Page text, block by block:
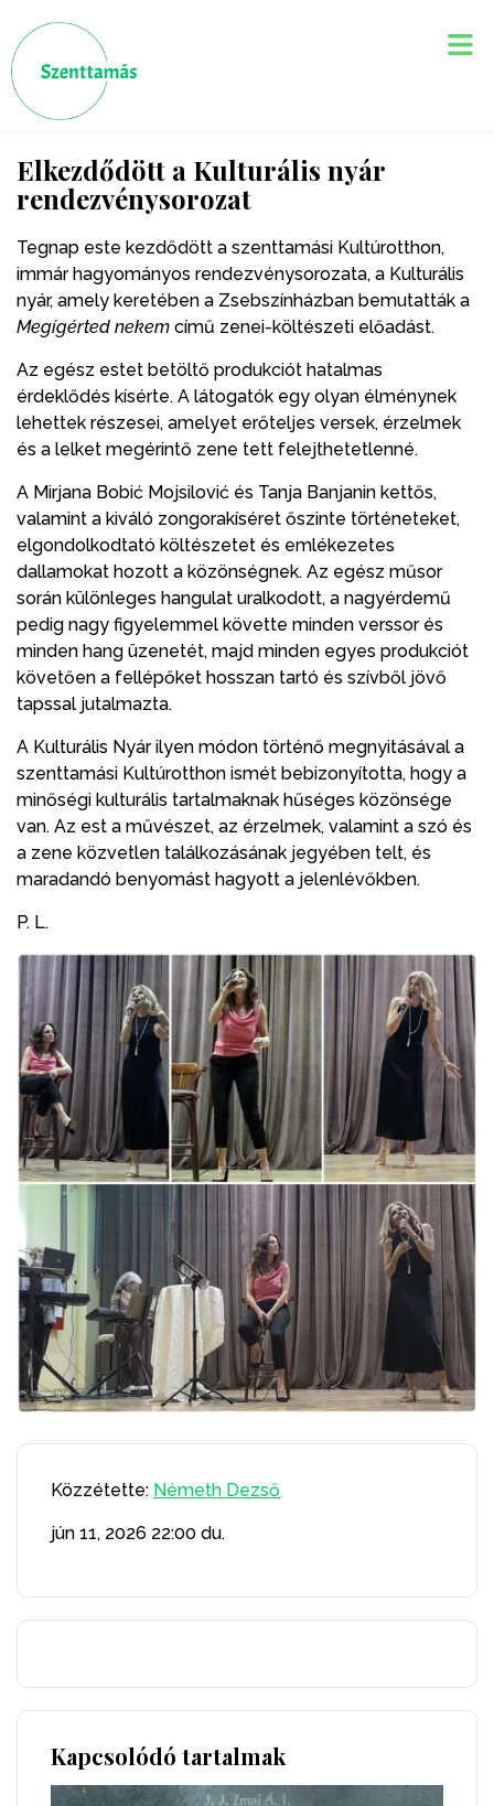
Elkezdődött a Kulturális nyár
rendezvénysorozat
Tegnap este kezdődött a szenttamási Kultúrotthon,
immár hagyományos rendezvénysorozata, a Kulturális
nyár, amely keretében a Zsebszínházban bemutatták a
Megígérted nekem című zenei-költészeti előadást.
Az egész estet betöltő produkciót hatalmas
érdeklődés kísérte. A látogatók egy olyan élménynek
lehettek részesei, amelyet erőteljes versek, érzelmek
és a lelket megérintő zene tett felejthetetlenné.
A Mirjana Bobić Mojsilović és Tanja Banjanin kettős,
valamint a kiváló zongorakíséret őszinte történeteket,
elgondolkodtató költészetet és emlékezetes
dallamokat hozott a közönségnek. Az egész műsor
során különleges hangulat uralkodott, a nagyérdemű
pedig nagy figyelemmel követte minden verssor és
minden hang üzenetét, majd minden egyes produkciót
követően a fellépőket hosszan tartó és szívből jövő
tapssal jutalmazta.
A Kulturális Nyár ilyen módon történő megnyitásával a
szenttamási Kultúrotthon ismét bebizonyította, hogy a
minőségi kulturális tartalmaknak hűséges közönsége
van. Az est a művészet, az érzelmek, valamint a szó és
a zene közvetlen találkozásának jegyében telt, és
maradandó benyomást hagyott a jelenlévőkben.
P. L.
Közzétette: Németh Dezső
jún 11, 2026 22:00 du.
Kapcsolódó tartalmak